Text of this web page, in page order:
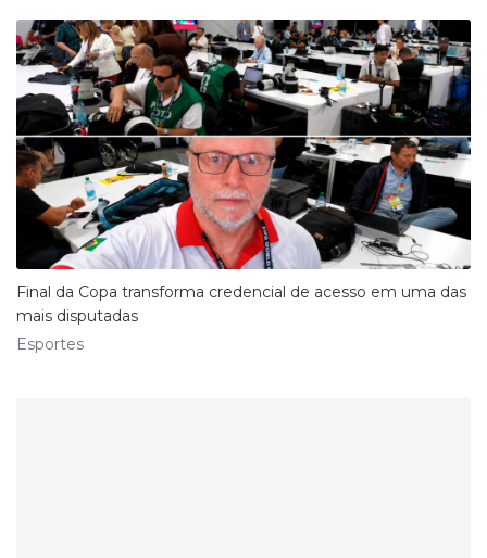
Final da Copa transforma credencial de acesso em uma das
mais disputadas
Esportes